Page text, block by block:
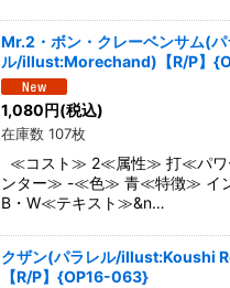
Mr.2・ボン・クレーベンサム(パ
ル/illust:Morechand)【R/P】
1,080円(税込)
在庫数 107枚
≪コスト≫ 2≪属性≫ 打≪パ
ンター≫ -≪色≫ 青≪特徴≫ イ
B・W≪テキスト≫&n…
クザン(パラレル/illust:Koushi
【R/P】{OP16-063}